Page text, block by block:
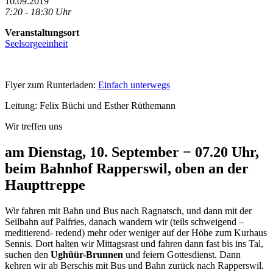
7:20 - 18:30 Uhr
Veranstaltungsort
Seelsorgeeinheit
Flyer zum Runterladen: Einfach unterwegs
Leitung: Felix Büchi und Esther Rüthemann
Wir treffen uns
am Dienstag, 10. September − 07.20 Uhr,
beim Bahnhof Rapperswil, oben an der
Haupttreppe
Wir fahren mit Bahn und Bus nach Ragnatsch, und dann mit der
Seilbahn auf Palfries, danach wandern wir (teils schweigend –
meditierend- redend) mehr oder weniger auf der Höhe zum Kurhaus
Sennis. Dort halten wir Mittagsrast und fahren dann fast bis ins Tal,
suchen den Ughüür-Brunnen und feiern Gottesdienst. Dann
kehren wir ab Berschis mit Bus und Bahn zurück nach Rapperswil.